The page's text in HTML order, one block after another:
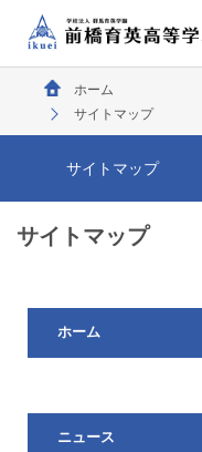
ホーム
サイトマップ
サイトマップ
サイトマップ
ホーム
ニュース